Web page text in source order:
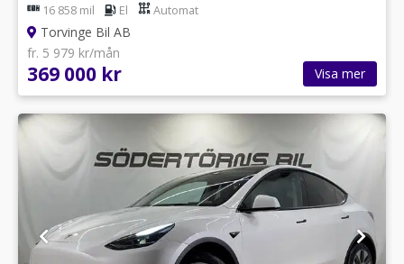
16 858 mil El Automat
Torvinge Bil AB
fr. 5 979 kr/mån
369 000 kr Visa mer